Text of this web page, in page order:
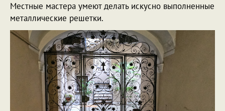
Местные мастера умеют делать искусно выполненные
металлические решетки.